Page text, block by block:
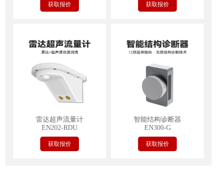
获取报价 获取报价
雷达超声流量计
EN202-RDU
获取报价
智能结构诊断器
EN300-G
获取报价